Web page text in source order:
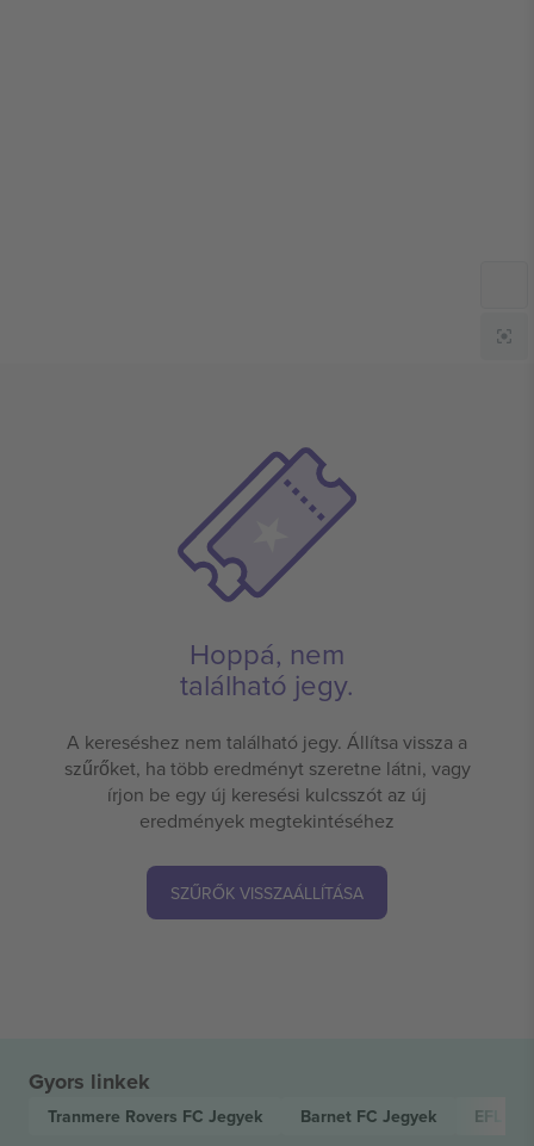
Hoppá, nem
található jegy.
A kereséshez nem található jegy. Állítsa vissza a
szűrőket, ha több eredményt szeretne látni, vagy
írjon be egy új keresési kulcsszót az új
eredmények megtekintéséhez
SZŰRŐK VISSZAÁLLÍTÁSA
Gyors linkek
Tranmere Rovers FC Jegyek Barnet FC Jegyek EFL